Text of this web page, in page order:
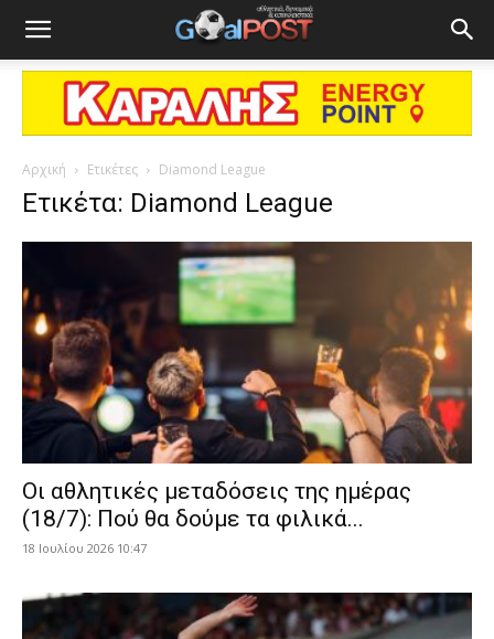
Αρχική Ετικέτες Diamond League
Ετικέτα: Diamond League
Οι αθλητικές μεταδόσεις της ημέρας
(18/7): Πού θα δούμε τα φιλικά...
18 Ιουλίου 2026 10:47